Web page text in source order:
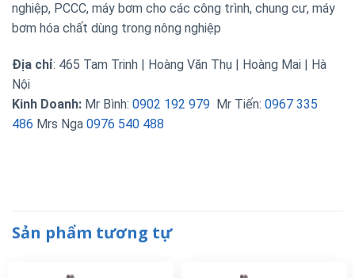
nghiệp, PCCC, máy bơm cho các công trình, chung cư, máy
bơm hóa chất dùng trong nông nghiệp
Địa chỉ: 465 Tam Trinh | Hoàng Văn Thụ | Hoàng Mai | Hà
Nội
Kinh Doanh: Mr Bình: 0902 192 979 Mr Tiến: 0967 335
486 Mrs Nga 0976 540 488
Sản phẩm tương tự